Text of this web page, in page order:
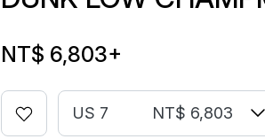
NT$ 6,803+
US 7 NT$ 6,803